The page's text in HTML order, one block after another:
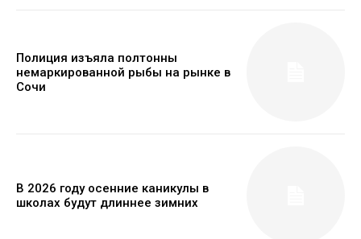
Полиция изъяла полтонны
немаркированной рыбы на рынке в
Сочи
В 2026 году осенние каникулы в
школах будут длиннее зимних